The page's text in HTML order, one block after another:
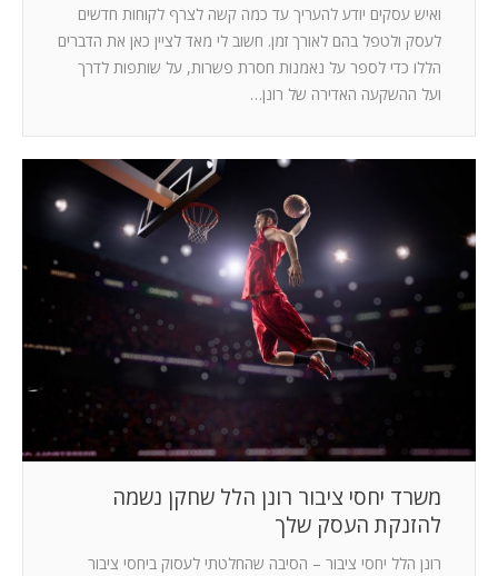
ואיש עסקים יודע להעריך עד כמה קשה לצרף לקוחות חדשים
לעסק ולטפל בהם לאורך זמן. חשוב לי מאד לציין כאן את הדברים
הללו כדי לספר על נאמנות חסרת פשרות, על שותפות לדרך
ועל ההשקעה האדירה של רונן…
משרד יחסי ציבור רונן הלל שחקן נשמה
להזנקת העסק שלך
רונן הלל יחסי ציבור – הסיבה שהחלטתי לעסוק ביחסי ציבור